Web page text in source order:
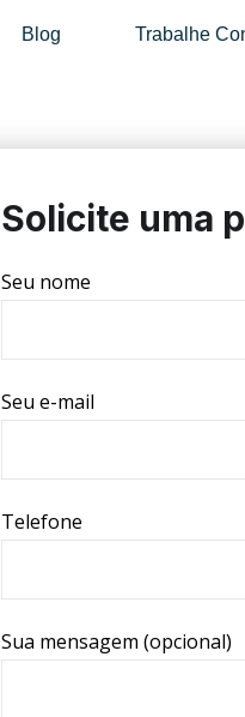
Blog Trabalhe
Solicite uma
Seu nome
Seu e-mail
Telefone
Sua mensagem (opcional)